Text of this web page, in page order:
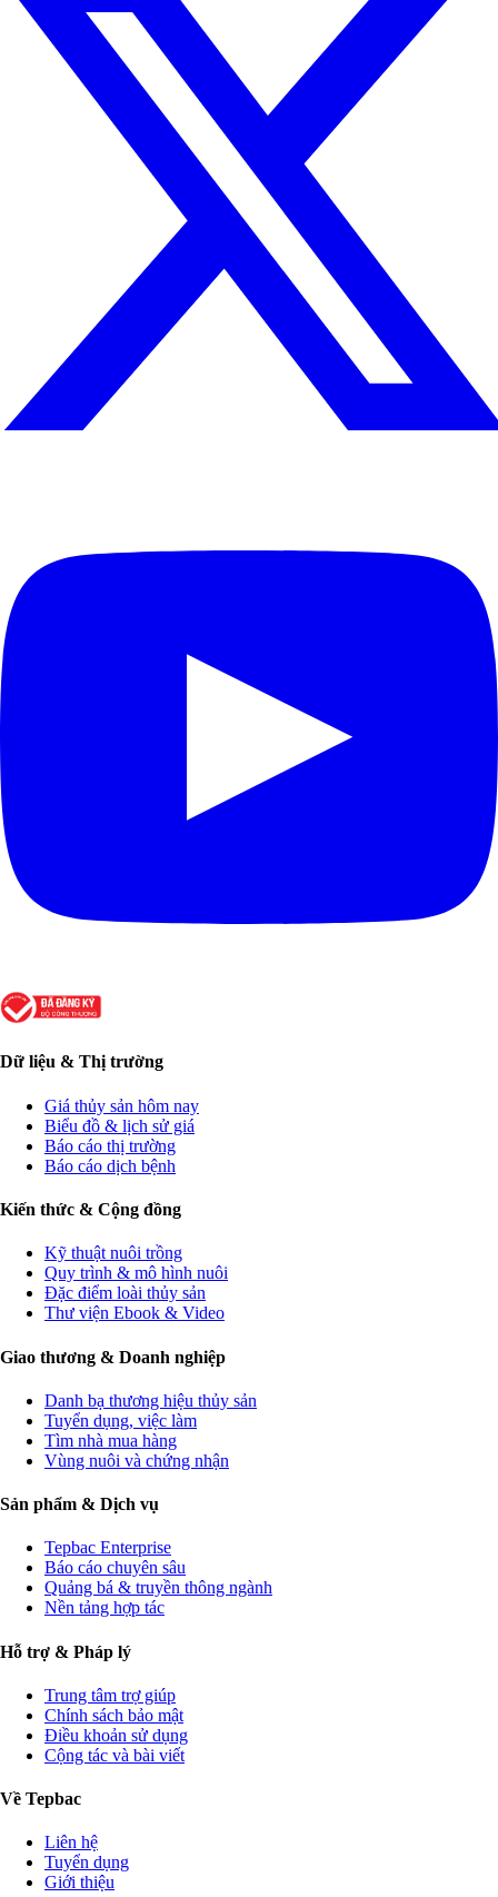
Dữ liệu & Thị trường
Giá thủy sản hôm nay
Biểu đồ & lịch sử giá
Báo cáo thị trường
Báo cáo dịch bệnh
Kiến thức & Cộng đồng
Kỹ thuật nuôi trồng
Quy trình & mô hình nuôi
Đặc điểm loài thủy sản
Thư viện Ebook & Video
Giao thương & Doanh nghiệp
Danh bạ thương hiệu thủy sản
Tuyển dụng, việc làm
Tìm nhà mua hàng
Vùng nuôi và chứng nhận
Sản phẩm & Dịch vụ
Tepbac Enterprise
Báo cáo chuyên sâu
Quảng bá & truyền thông ngành
Nền tảng hợp tác
Hỗ trợ & Pháp lý
Trung tâm trợ giúp
Chính sách bảo mật
Điều khoản sử dụng
Cộng tác và bài viết
Về Tepbac
Liên hệ
Tuyển dụng
Giới thiệu